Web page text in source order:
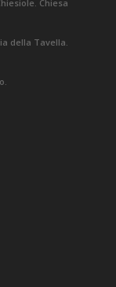
Chiesa
della Tavella.